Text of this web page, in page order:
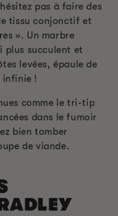
pas à faire des
tissu conjonctif et
». Un marbre
plus succulent et
levées, épaule de
infinie !
comme le tri-tip
dans le fumoir
bien tomber
de viande.